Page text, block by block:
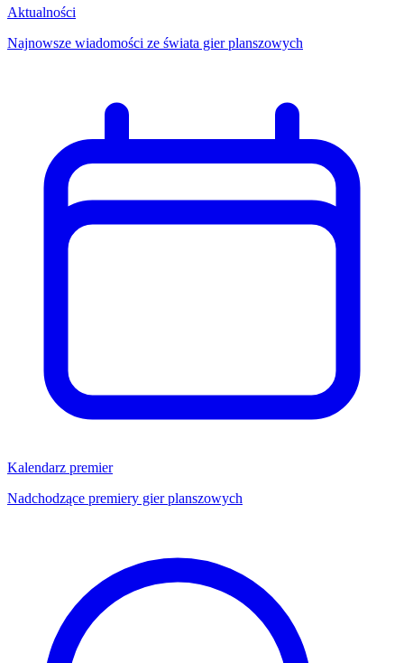
Aktualności
Najnowsze wiadomości ze świata gier planszowych
Kalendarz premier
Nadchodzące premiery gier planszowych